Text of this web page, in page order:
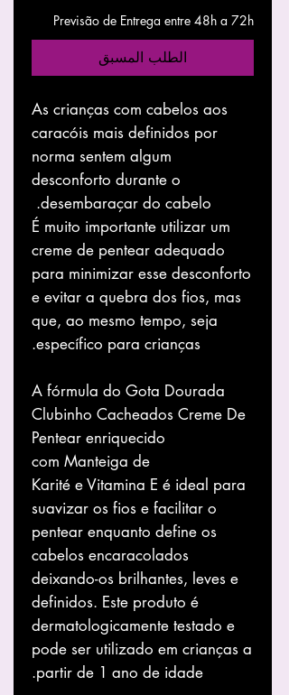
Previsão de Entrega entre 48h a 72h
الطلب المسبق
As crianças com cabelos aos
caracóis mais definidos por
norma sentem algum
desconforto durante o
desembaraçar do cabelo.
É muito importante utilizar um
creme de pentear adequado
para minimizar esse desconforto
e evitar a quebra dos fios, mas
que, ao mesmo tempo, seja
específico para crianças.
A fórmula do Gota Dourada
Clubinho Cacheados Creme De
Pentear enriquecido
com Manteiga de
Karité e Vitamina E é ideal para
suavizar os fios e facilitar o
pentear enquanto define os
cabelos encaracolados
deixando-os brilhantes, leves e
definidos. Este produto é
dermatologicamente testado e
pode ser utilizado em crianças a
partir de 1 ano de idade.